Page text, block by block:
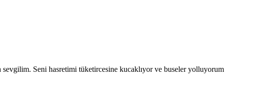
Seni hasretimi tüketircesine kucaklıyor ve buseler yolluyorum